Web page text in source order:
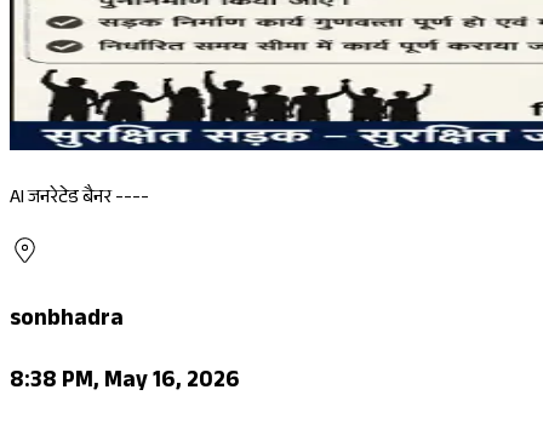
AI जनरेटेड बैनर ----
sonbhadra
8:38 PM, May 16, 2026